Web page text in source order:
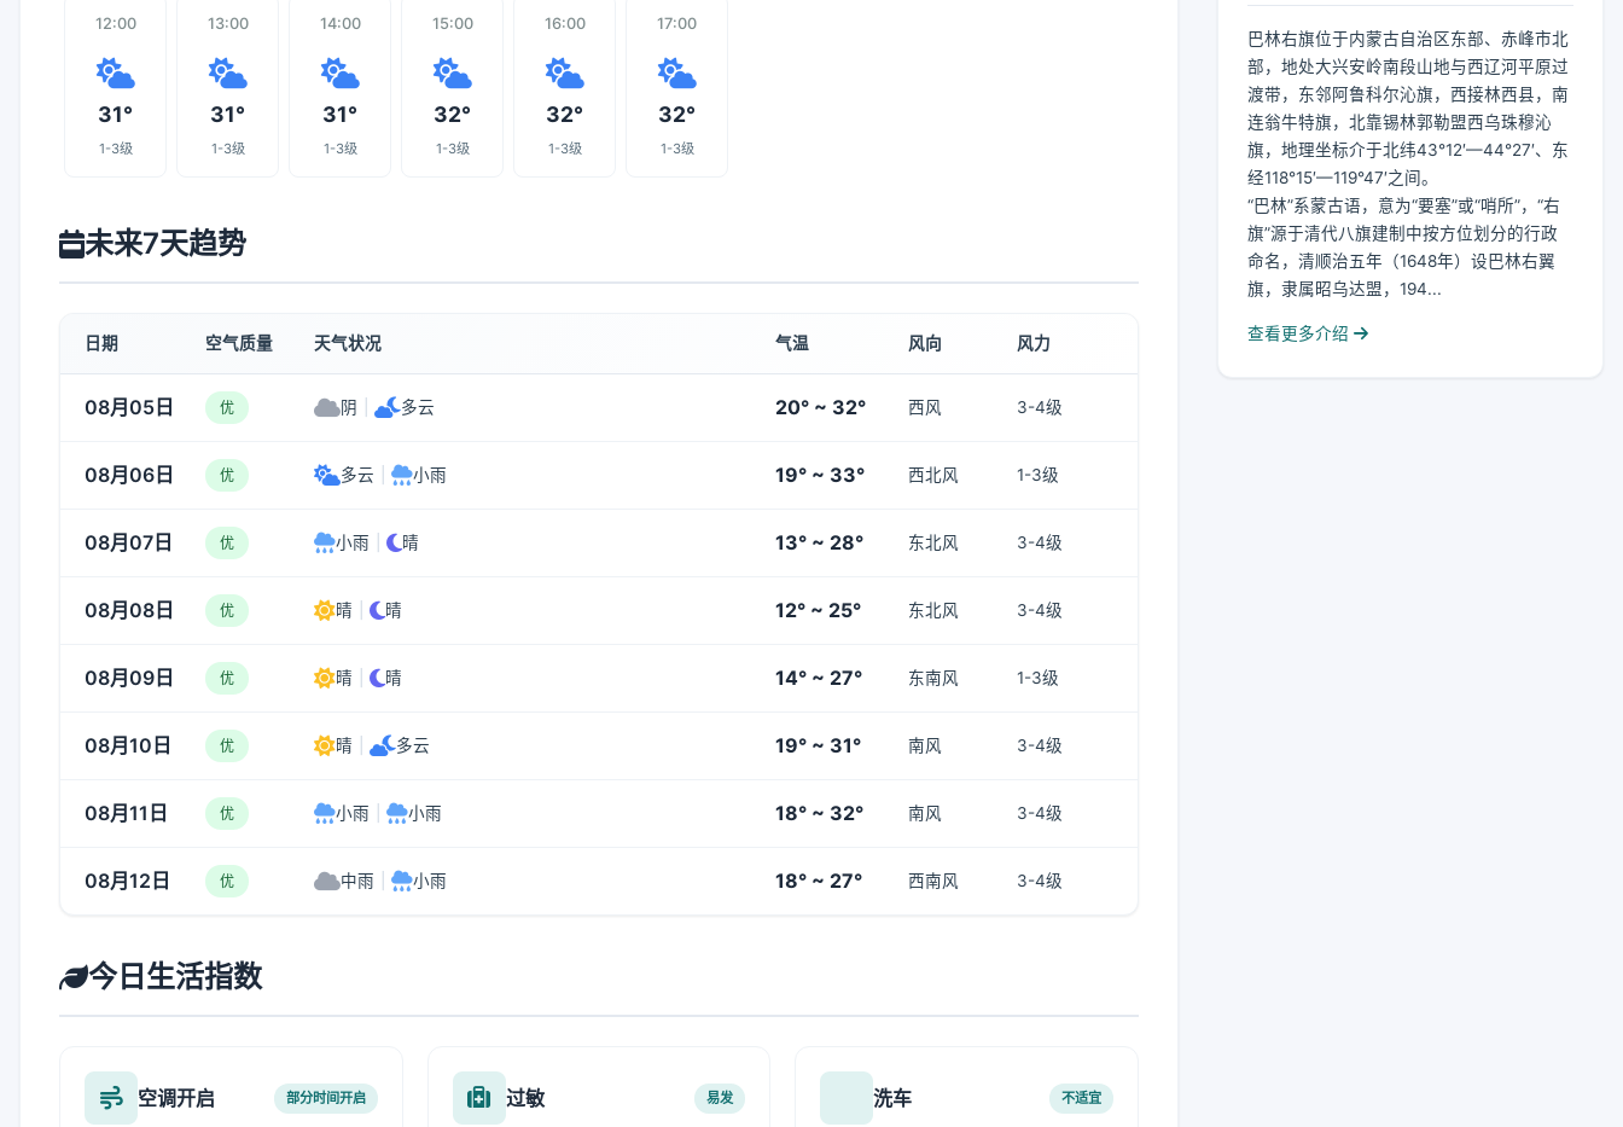
12:00
31°
1-3级
13:00
31°
1-3级
14:00
31°
1-3级
15:00
32°
1-3级
16:00
32°
1-3级
17:00
32°
1-3级
未来7天趋势
日期 空气质量 天气状况 气温 风向 风力
08月05日 优 阴 多云 20° ~ 32° 西风 3-4级
08月06日 优 多云 小雨 19° ~ 33° 西北风 1-3级
08月07日 优 小雨 晴 13° ~ 28° 东北风 3-4级
08月08日 优 晴 晴 12° ~ 25° 东北风 3-4级
08月09日 优 晴 晴 14° ~ 27° 东南风 1-3级
08月10日 优 晴 多云 19° ~ 31° 南风 3-4级
08月11日 优 小雨 小雨 18° ~ 32° 南风 3-4级
08月12日 优 中雨 小雨 18° ~ 27° 西南风 3-4级
今日生活指数
空调开启 部分时间开启 过敏 易发 洗车 不适宜
巴林右旗位于内蒙古自治区东部、赤峰市北
部，地处大兴安岭南段山地与西辽河平原过
渡带，东邻阿鲁科尔沁旗，西接林西县，南
连翁牛特旗，北靠锡林郭勒盟西乌珠穆沁
旗，地理坐标介于北纬43°12′—44°27′、东
经118°15′—119°47′之间。
“巴林”系蒙古语，意为“要塞”或“哨所”，“右
旗”源于清代八旗建制中按方位划分的行政
命名，清顺治五年（1648年）设巴林右翼
旗，隶属昭乌达盟，194...
查看更多介绍